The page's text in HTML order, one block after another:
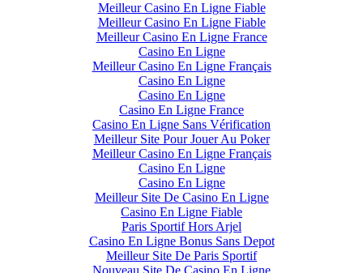
Meilleur Casino En Ligne Fiable
Meilleur Casino En Ligne Fiable
Meilleur Casino En Ligne France
Casino En Ligne
Meilleur Casino En Ligne Français
Casino En Ligne
Casino En Ligne
Casino En Ligne France
Casino En Ligne Sans Vérification
Meilleur Site Pour Jouer Au Poker
Meilleur Casino En Ligne Français
Casino En Ligne
Casino En Ligne
Meilleur Site De Casino En Ligne
Casino En Ligne Fiable
Paris Sportif Hors Arjel
Casino En Ligne Bonus Sans Depot
Meilleur Site De Paris Sportif